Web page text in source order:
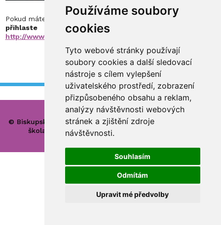
Používáme soubory
cookies
Tyto webové stránky používají
soubory cookies a další sledovací
nástroje s cílem vylepšení
uživatelského prostředí, zobrazení
přizpůsobeného obsahu a reklam,
analýzy návštěvnosti webových
stránek a zjištění zdroje
návštěvnosti.
Souhlasím
Odmítám
Upravit mé předvolby
Pokud máte zájem o výuku některého z nabízených předmětů,
přihlaste se do 25. 6. 2018
http://www.bisgymbb.cz/prihlaseni-na-nepovinny-predmet.
© Biskupské gymnázium, církevní základní škola, mateřská
škola a základní umělecká škola Hradec Králové